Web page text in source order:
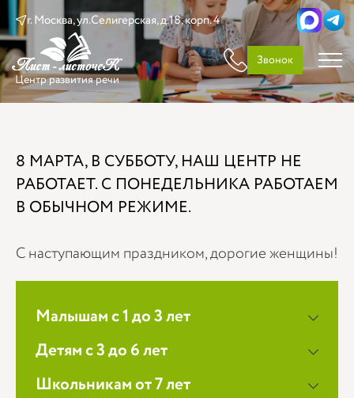
г. Москва, ул.Селигерская, д.18, корп. 4
Центр развития речи
Звонок
Малышам с 1 до 3 лет
Детям с 3 до 6 лет
Школьникам от 7 лет
8 МАРТА, В СУББОТУ, НАШ ЦЕНТР НЕ
РАБОТАЕТ. С ПОНЕДЕЛЬНИКА РАБОТАЕМ
В ОБЫЧНОМ РЕЖИМЕ.
С наступающим праздником, дорогие женщины!